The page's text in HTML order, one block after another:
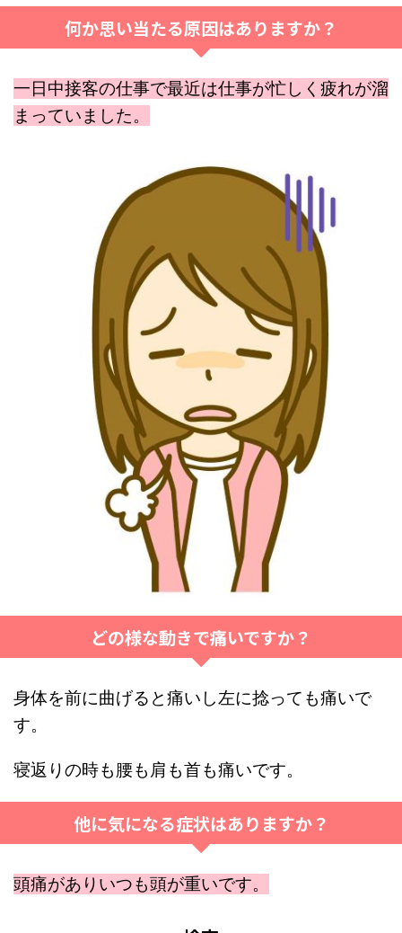
何か思い当たる原因はありますか？
一日中接客の仕事で最近は仕事が忙しく疲れが溜
まっていました。
どの様な動きで痛いですか？
身体を前に曲げると痛いし左に捻っても痛いで
す。
寝返りの時も腰も肩も首も痛いです。
他に気になる症状はありますか？
頭痛がありいつも頭が重いです。